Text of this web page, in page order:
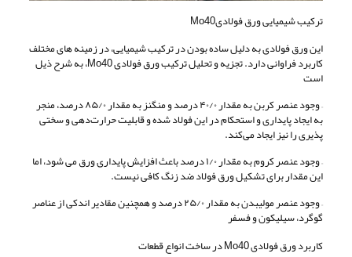
ترکیب شیمیایی ورق فولادیMo40
این ورق فولادی به دلیل ساده بودن در ترکیب شیمیایی، در زمینه های مختلف
کاربرد فراوانی دارد. تجزیه و تحلیل ترکیب ورق فولادی Mo40، به شرح ذیل
است
– وجود عنصر کربن به مقدار ۴۰/۰ درصد و منگنز به مقدار ۸۵/۰ درصد، منجر
به ایجاد پایداری و استحکام در این فولاد شده و قابلیت حرارت‌دهی و سختی‌
پذیری را نیز ایجاد می‌کند.
– وجود عنصر کروم به مقدار ۱/۰ درصد باعث افزایش پایداری ورق می شود، اما
این مقدار برای تشکیل ورق فولاد ضد زنگ کافی نیست.
– وجود عنصر مولیبدن به مقدار ۲۵/۰ درصد و همچنین مقادیر اندکی از عناصر
گوگرد، سیلیکون و فسفر
کاربرد ورق فولادی Mo40 در ساخت انواع قطعات